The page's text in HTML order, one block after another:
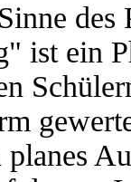
ist ein